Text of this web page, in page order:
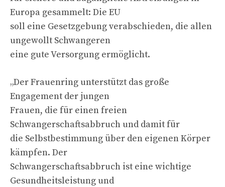
Europa gesammelt: Die EU
soll eine Gesetzgebung verabschieden, die allen
ungewollt Schwangeren
eine gute Versorgung ermöglicht.
„Der Frauenring unterstützt das große
Engagement der jungen
Frauen, die für einen freien
Schwangerschaftsabbruch und damit für
die Selbstbestimmung über den eigenen Körper
kämpfen. Der
Schwangerschaftsabbruch ist eine wichtige
Gesundheitsleistung und